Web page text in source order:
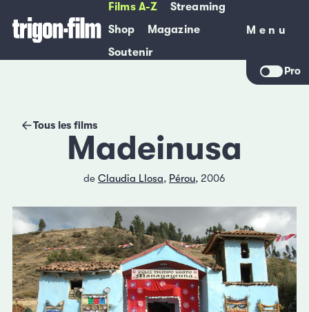
Films A-Z
Streaming
Shop
Magazine
Soutenir
Menu
Menu
Pro
Tous les films
Madeinusa
de Claudia Llosa, Pérou, 2006